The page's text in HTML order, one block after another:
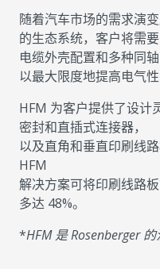
随着汽车市场的需求演
的生态系统，客户将需
电缆外壳配置和多种同轴
以最大限度地提高电气性
HFM 为客户提供了设计
密封和直插式连接器，
以及直角和垂直印刷线
HFM
解决方案可将印刷线路
多达 48%。
*HFM 是 Rosenberger